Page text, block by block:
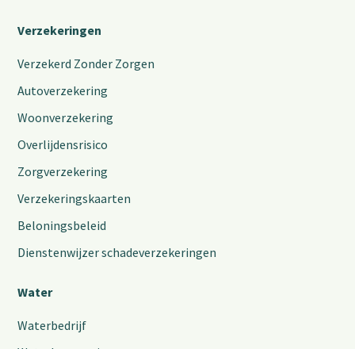
Verzekeringen
Verzekerd Zonder Zorgen
Autoverzekering
Woonverzekering
Overlijdensrisico
Zorgverzekering
Verzekeringskaarten
Beloningsbeleid
Dienstenwijzer schadeverzekeringen
Water
Waterbedrijf